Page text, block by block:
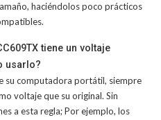
haciéndolos poco prácticos
tiene un voltaje
usarlo?
su computadora portátil, siempre
voltaje que su original. Sin
a esta regla; Por ejemplo, los